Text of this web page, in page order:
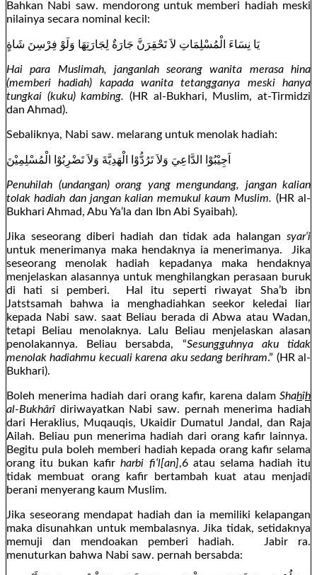
Bahkan Nabi saw. mendorong untuk memberi hadiah meski
nilainya secara nominal kecil:
يَا نِسَاءَ الْمُسْلِمَاتِ لاَ تَحْقِرَنَّ جَارَةٌ لِجَارَتِهَا وَلَوْ فِرْسِنَ شَاةٍ
Hai para Muslimah, janganlah seorang wanita merasa hina
(memberi hadiah) kapada wanita tetangganya meski hanya
tungkai (kuku) kambing. (HR al-Bukhari, Muslim, at-Tirmidzi
dan Ahmad).
Sebaliknya, Nabi saw. melarang untuk menolak hadiah:
اَجِيْبُوْا الدَّاعِيَ وَلاَ تَرُدُّوْا الْهَدِيَّةَ وَلاَ تَضْرِبُوْا الْمُسْلِمِيْنَ
Penuhilah (undangan) orang yang mengundang, jangan kalian
tolak hadiah dan jangan kalian memukul kaum Muslim. (HR al-
Bukhari Ahmad, Abu Ya‘la dan Ibn Abi Syaibah).
Jika seseorang diberi hadiah dan tidak ada halangan syar‘i
untuk menerimanya maka hendaknya ia menerimanya. Jika
seseorang menolak hadiah kepadanya maka hendaknya
menjelaskan alasannya untuk menghilangkan perasaan buruk
di hati si pemberi. Hal itu seperti riwayat Sha’b ibn
Jatstsamah bahwa ia menghadiahkan seekor keledai liar
kepada Nabi saw. saat Beliau berada di Abwa atau Wadan,
tetapi Beliau menolaknya. Lalu Beliau menjelaskan alasan
penolakannya. Beliau bersabda, “Sesungguhnya aku tidak
menolak hadiahmu kecuali karena aku sedang berihram.” (HR al-
Bukhari).
Boleh menerima hadiah dari orang kafir, karena dalam Shahîh
al-Bukhârîdiriwayatkan Nabi saw. pernah menerima hadiah
dari Heraklius, Muqauqis, Ukaidir Dumatul Jandal, dan Raja
Ailah. Beliau pun menerima hadiah dari orang kafir lainnya.
Begitu pula boleh memberi hadiah kepada orang kafir selama
orang itu bukan kafirharbi fi‘l[an],6 atau selama hadiah itu
tidak membuat orang kafir bertambah kuat atau menjadi
berani menyerang kaum Muslim.
Jika seseorang mendapat hadiah dan ia memiliki kelapangan
maka disunahkan untuk membalasnya. Jika tidak, setidaknya
memuji dan mendoakan pemberi hadiah. Jabir ra.
menuturkan bahwa Nabi saw. pernah bersabda: